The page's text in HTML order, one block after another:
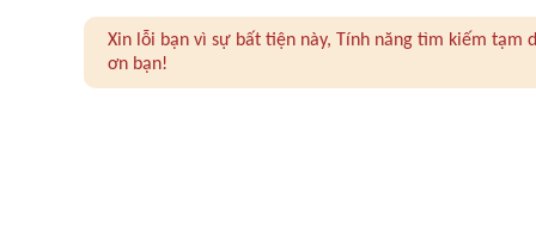
Xin lỗi bạn vì sự bất tiện này, Tính năng tìm kiếm
ơn bạn!